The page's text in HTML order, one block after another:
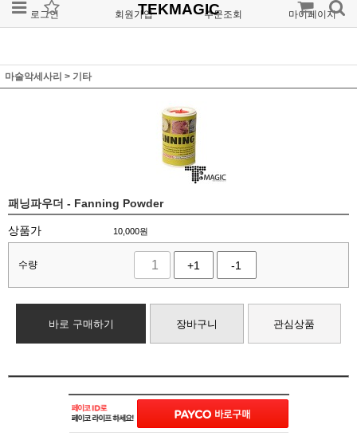
로그인 회원가입 주문조회 마이페이지
TEKMAGIC
마술악세사리 > 기타
패닝파우더 - Fanning Powder
상품가 10,000원
수량 +1 -1
바로 구매하기 장바구니 관심상품